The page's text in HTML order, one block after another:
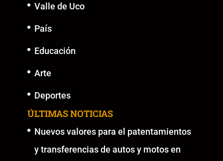
Valle de Uco
País
Educación
Arte
Deportes
ÚLTIMAS NOTICIAS
Nuevos valores para el patentamientos
y transferencias de autos y motos en